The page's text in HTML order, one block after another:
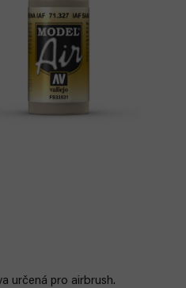
určená pro airbrush.